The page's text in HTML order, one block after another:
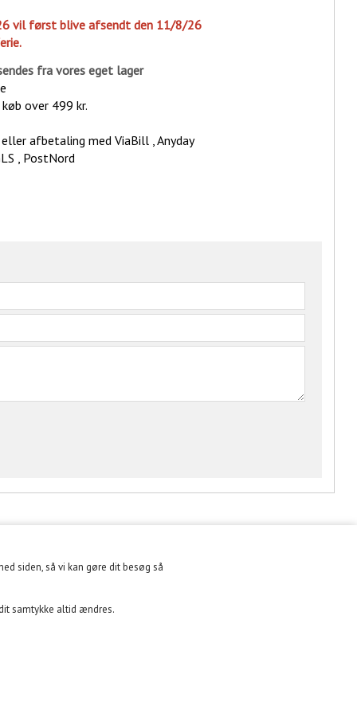
siden, så vi kan gøre dit besøg så
samtykke altid ændres.
vil først blive afsendt den 11/8/26
s fra vores eget lager
over 499 kr.
afbetaling med ViaBill , Anyday
, PostNord
NYHEDSBREV